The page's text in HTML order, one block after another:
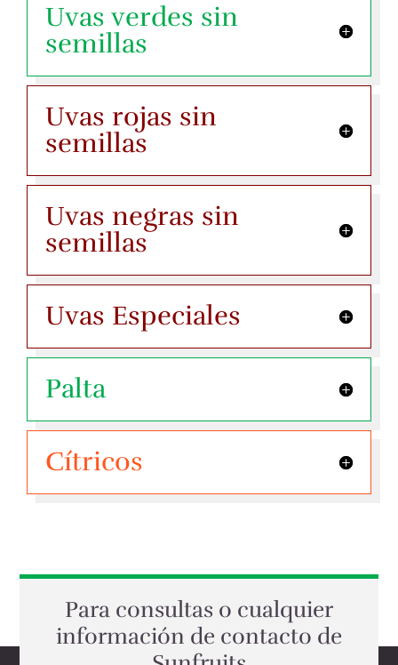
Uvas verdes sin
semillas
Uvas rojas sin
semillas
Uvas negras sin
semillas
Uvas Especiales
Palta
Cítricos
Para consultas o cualquier
información de contacto de